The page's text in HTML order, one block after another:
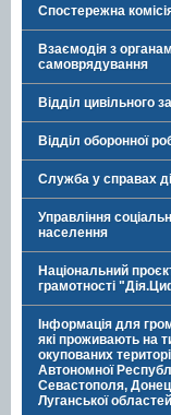
Спостережна
Взаємодія з
самоврядування
Відділ цивільного
Відділ оборонної
Служба у справах
Управління
населення
Національний
грамотності
Інформація для
які проживають на
окупованих
Автономної
Севастополя,
Луганської областей